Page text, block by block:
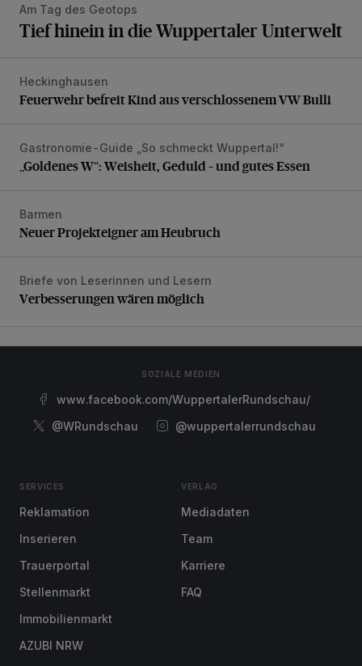
Am Tag des Geotops
Tief hinein in die Wuppertaler Unterwelt
Feuerwehr befreit Kind aus verschlossenem VW Bulli
Heckinghausen
Feuerwehr befreit Kind aus verschlossenem VW Bulli
„Goldenes W“: Weisheit, Geduld – und gutes Essen
Gastronomie-Guide „So schmeckt Wuppertal!“
„Goldenes W“: Weisheit, Geduld – und gutes Essen
Neuer Projekteigner am Heubruch
Barmen
Neuer Projekteigner am Heubruch
Verbesserungen wären möglich
Briefe von Leserinnen und Lesern
Verbesserungen wären möglich
SOZIALE MEDIEN
www.facebook.com/WuppertalerRundschau/
@WRundschau
@wuppertalerrundschau
SERVICES
Reklamation
Inserieren
Trauerportal
Stellenmarkt
Immobilienmarkt
AZUBI NRW
VERLAG
Mediadaten
Team
Karriere
FAQ